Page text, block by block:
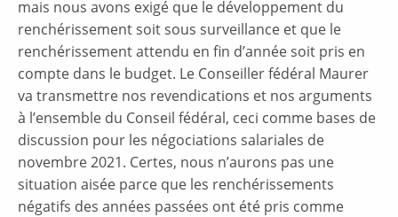
mais nous avons exigé que le développement du
renchérissement soit sous surveillance et que le
renchérissement attendu en fin d’année soit pris en
compte dans le budget. Le Conseiller fédéral Maurer
va transmettre nos revendications et nos arguments
à l’ensemble du Conseil fédéral, ceci comme bases de
discussion pour les négociations salariales de
novembre 2021. Certes, nous n’aurons pas une
situation aisée parce que les renchérissements
négatifs des années passées ont été pris comme